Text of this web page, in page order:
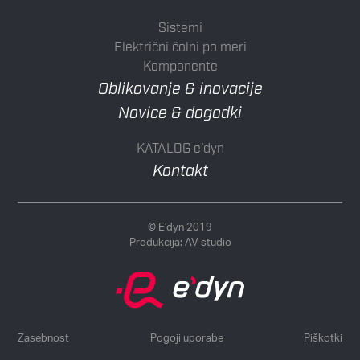
Sistemi
Električni čolni po meri
Komponente
Oblikovanje & inovacije
Novice & dogodki
KATALOG e’dyn
Kontakt
© E’dyn 2019
Produkcija: AV studio
Zasebnost Pogoji uporabe Piškotki